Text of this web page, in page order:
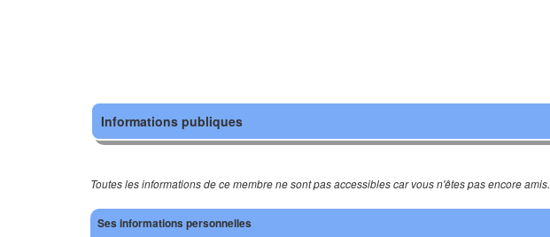
Informations publiques
Toutes les informations de ce membre ne sont pas accessibles car vous n'êtes pas encore amis.
Ses informations personnelles